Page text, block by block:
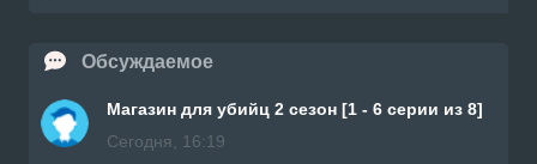
Обсуждаемое
Магазин для убийц 2 сезон [1 - 6 серии из 8]
Сегодня, 16:19